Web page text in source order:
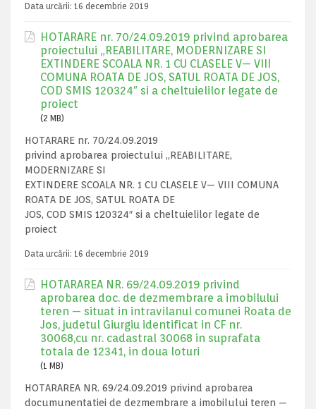
Data urcării: 16 decembrie 2019
HOTARARE nr. 70/24.09.2019 privind aprobarea
proiectului „REABILITARE, MODERNIZARE SI
EXTINDERE SCOALA NR. 1 CU CLASELE V— VIII
COMUNA ROATA DE JOS, SATUL ROATA DE JOS,
COD SMIS 120324″ si a cheltuielilor legate de
proiect
(2 MB)
HOTARARE nr. 70/24.09.2019
privind aprobarea proiectului „REABILITARE,
MODERNIZARE SI
EXTINDERE SCOALA NR. 1 CU CLASELE V— VIII COMUNA
ROATA DE JOS, SATUL ROATA DE
JOS, COD SMIS 120324″ si a cheltuielilor legate de
proiect
Data urcării: 16 decembrie 2019
HOTARAREA NR. 69/24.09.2019 privind
aprobarea doc. de dezmembrare a imobilului
teren — situat in intravilanul comunei Roata de
Jos, judetul Giurgiu identificat in CF nr.
30068,cu nr. cadastral 30068 in suprafata
totala de 12341, in doua loturi
(1 MB)
HOTARAREA NR. 69/24.09.2019 privind aprobarea
documunentatiei de dezmembrare a imobilului teren —